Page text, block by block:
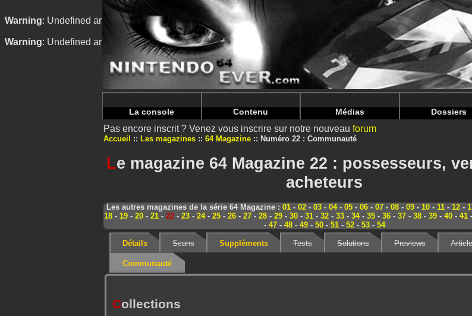
Warning: Undefined array key "HTTP_REFERER" in/home/nintendoju/www/Magazine-Communaute.php
Warning: Undefined array key "HTTP_REFERER" in/home/nintendoju/www/Magazine-Communaute.php
La console Contenu Médias Dossiers
Pas encore inscrit ? Venez vous inscrire sur notre nouveau forum
Accueil Les magazines 64 Magazine Numéro 22 : Communauté
Le magazine 64 Magazine 22 : possesseurs,
acheteurs
Les autres magazines de la série 64 Magazine : 01 - 02 - 03 - 04- 05 - 06 - 07 - 08 - 09 - 10 - 11 - 12 -
18- 19- 20- 21- 22- 23- 24- 25- 26- 27- 28- 29- 30- 31- 32- 33- 34- 35- 36- 37- 38- 39- 40- 41-
- 47- 48- 49- 50- 51- 52- 53- 54
Détails Scans Suppléments Tests Solutions Previews
Communauté
Collections